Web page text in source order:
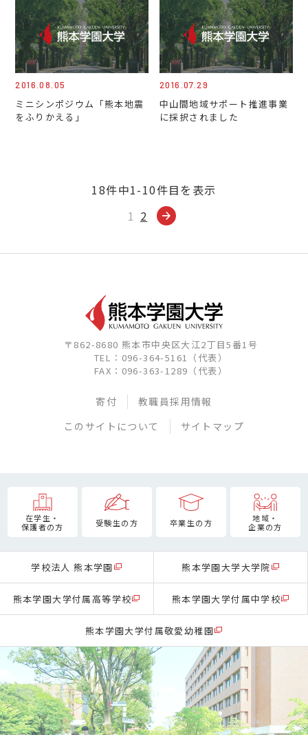
2016.08.05
ミニシンポジウム「熊本地震
をふりかえる」
2016.07.29
中山間地域サポート推進事業
に採択されました
18件中1-10件目を表示
1 2
〒862-8680 熊本市中央区大江2丁目5番1号
TEL：096-364-5161（代表）
FAX：096-363-1289（代表）
寄付
教職員採用情報
このサイトについて
サイトマップ
在学生・
保護者の方
受験生の方 卒業生の方
地域・
企業の方
学校法人 熊本学園 熊本学園大学大学院
熊本学園大学付属高等学校 熊本学園大学付属中学校
熊本学園大学付属敬愛幼稚園